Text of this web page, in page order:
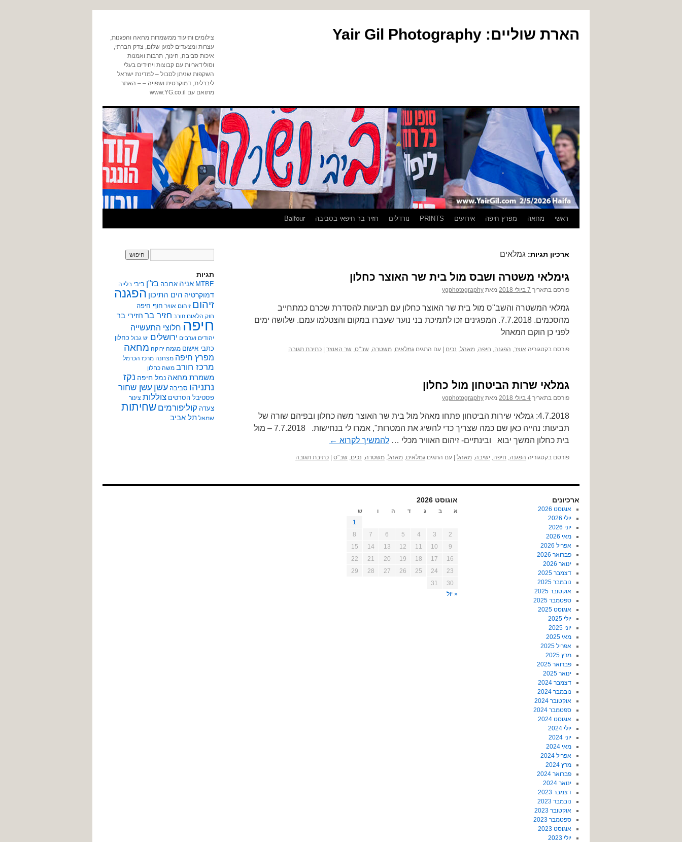
הארת שוליים: Yair Gil Photography
צילומים ותיעוד ממשמרות מחאה והפגנות,
עצרות ומצעדים למען שלום, צדק חברתי,
איכות סביבה, חינוך, תרבות ואמנות
וסולידאריות עם קבוצות ויחידים בעלי
השקפות שניתן לסבול – למדינת ישראל
ליברלית, דמוקרטית ושפויה – – האתר
מתואם עם www.YG.co.il
לדלגראשי מחאה מפרץ חיפה אירועים PRINTS נורדלים חזיר בר חיפאי בסביבה Balfour
ארכיון תגיות: גמלאים
גימלאי משטרה ושבס מול בית שר האוצר כחלון
פורסם בתאריך 7 ביולי 2018 מאת ygphotography
גמלאי המשטרה והשב"ס מול בית שר האוצר כחלון עם תביעות להסדרת שכרם כמתחייב
מהסכמים. 7.7.2018. המפגינים זכו לתמיכת בני נוער שעברו במקום והצטלמו עמם. שלושה ימים
לפני כן הוקם המאהל
פורסם בקטגוריה אוצר, הפגנה, חיפה, מאהל, נכים עם התגים גמלאים, משטרה, שב"ס, שר האוצר כתיבת תגובה
גמלאי שרות הביטחון מול כחלון
פורסם בתאריך 4 ביולי 2018 מאת ygphotography
4.7.2018: גמלאי שירות הביטחון פתחו מאהל מול בית שר האוצר משה כחלון ובפיהם שורה של
תביעות: נהייה כאן שם כמה שצריך כדי להשיג את המטרות", אמרו לי בנחישות. 7.7.2018 – מול
בית כחלון המשך יבוא ובינתיים- זיהום האוויר מכלי … להמשיך לקרוא ←
פורסם בקטגוריה הפגנה, חיפה, ישיבה, מאהל עם התגים גמלאים, מאהל, משטרה, נכים, שב"ס כתיבת תגובה
תגיות
MTBE אניה ארובה בז"ן ביבי בלייה
דמוקרטיה הים התיכון הפגנה
זיהום זיהום אוויר חוף חיפה
חוק הלאום חורב חזיר בר חזירי בר
חיפה חלוצי התעשייה
יהודים וערבים ירושלים יש גבול כחלון
כתבי אישום מגמה ירוקה מחאה
מפרץ חיפה מצחנה מרכז הכרמל
מרכז חורב משה כחלון
משמרת מחאה נמל חיפה נקז
נתניהו סביבה עשן עשן שחור
פסטיבל הסרטים צוללות צינור
צעדה קוליפורמים שחיתות
שמאל תל אביב
ארכיונים
אוגוסט 2026
יולי 2026
יוני 2026
מאי 2026
אפריל 2026
פברואר 2026
ינואר 2026
דצמבר 2025
נובמבר 2025
אוקטובר 2025
ספטמבר 2025
אוגוסט 2025
יולי 2025
יוני 2025
מאי 2025
אפריל 2025
מרץ 2025
פברואר 2025
ינואר 2025
דצמבר 2024
נובמבר 2024
אוקטובר 2024
ספטמבר 2024
אוגוסט 2024
יולי 2024
יוני 2024
מאי 2024
אפריל 2024
מרץ 2024
פברואר 2024
ינואר 2024
דצמבר 2023
נובמבר 2023
אוקטובר 2023
ספטמבר 2023
אוגוסט 2023
יולי 2023
אוגוסט 2026
א ב ג ד ה ו ש
1
2
3
4
5
6
7
8
9
10
11
12
13
14
15
16
17
18
19
20
21
22
23
24
25
26
27
28
29
30
31
« יול